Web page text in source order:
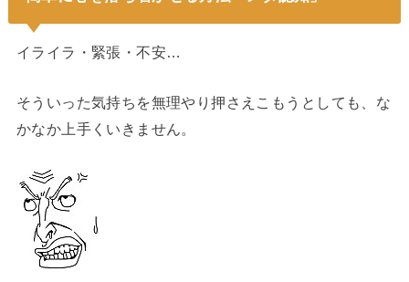
イライラ・緊張・不安…
そういった気持ちを無理やり押さえこもうとしても、な
かなか上手くいきません。